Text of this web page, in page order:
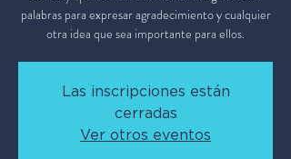
palabras para expresar agradecimiento y cualquier
otra idea que sea importante para ellos.
Las inscripciones están
cerradas
Ver otros eventos